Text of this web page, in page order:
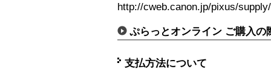
http://cweb.canon.jp/pixus/
ぷらっとオンライン ご購入の
支払方法について